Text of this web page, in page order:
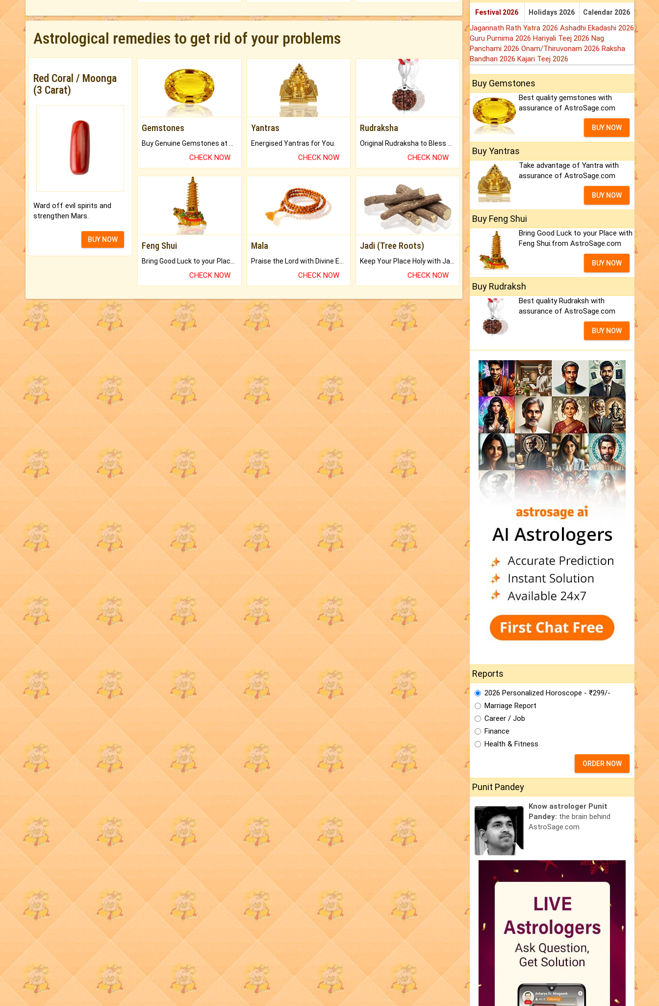
Astrological remedies to get rid of your problems
Red Coral / Moonga
(3 Carat)
Ward off evil spirits and
strengthen Mars.
BUY NOW
Gemstones
Buy Genuine Gemstones at Best Prices.
CHECK NOW
Yantras
Energised Yantras for You.
CHECK NOW
Rudraksha
Original Rudraksha to Bless Your Way.
CHECK NOW
Feng Shui
CHECK NOW
Mala
CHECK NOW
Jadi (Tree Roots)
CHECK NOW
Festival 2026 Holidays 2026 Calendar 2026
Jagannath Rath Yatra 2026 Ashadhi Ekadashi 2026
Guru Purnima 2026 Hariyali Teej 2026 Nag
Panchami 2026 Onam/Thiruvonam 2026 Raksha
Bandhan 2026 Kajari Teej 2026
Buy Gemstones
Best quality gemstones with
assurance of AstroSage.com
BUY NOW
Buy Yantras
Take advantage of Yantra with
assurance of AstroSage.com
BUY NOW
Buy Feng Shui
Bring Good Luck to your Place with
Feng Shui.from AstroSage.com
BUY NOW
Buy Rudraksh
Best quality Rudraksh with
assurance of AstroSage.com
BUY NOW
Reports
2026 Personalized Horoscope - ₹299/-
Marriage Report
Career / Job
Finance
Health & Fitness
ORDER NOW
Punit Pandey
Know astrologer Punit
Pandey: the brain behind
AstroSage.com